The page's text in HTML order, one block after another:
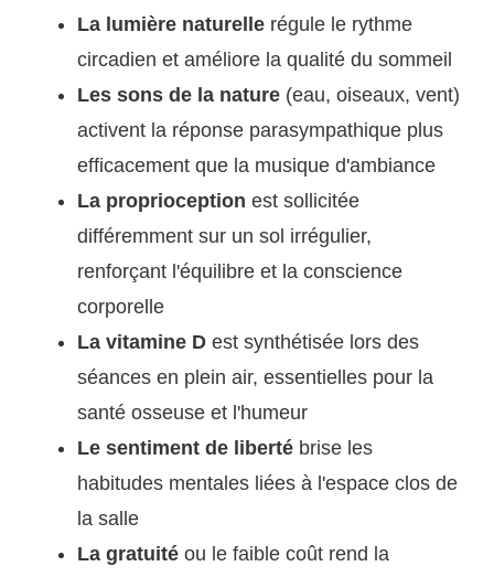
La lumière naturelle régule le rythme
circadien et améliore la qualité du sommeil
Les sons de la nature (eau, oiseaux, vent)
activent la réponse parasympathique plus
efficacement que la musique d'ambiance
La proprioception est sollicitée
différemment sur un sol irrégulier,
renforçant l'équilibre et la conscience
corporelle
La vitamine D est synthétisée lors des
séances en plein air, essentielles pour la
santé osseuse et l'humeur
Le sentiment de liberté brise les
habitudes mentales liées à l'espace clos de
la salle
La gratuité ou le faible coût rend la